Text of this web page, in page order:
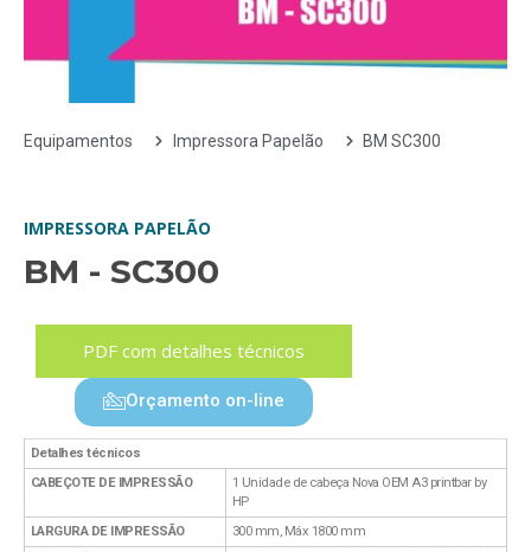
Equipamentos Impressora Papelão BM SC300
IMPRESSORA PAPELÃO
BM - SC300
PDF com detalhes técnicos
Orçamento on-line
Detalhes técnicos
CABEÇOTE DE IMPRESSÃO
1 Unidade de cabeça Nova OEM A3 printbar by
HP
LARGURA DE IMPRESSÃO
300 mm, Máx 1800 mm